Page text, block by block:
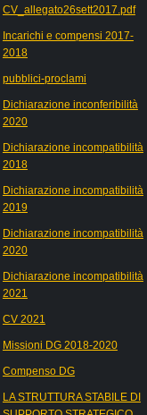
CV_allegato26sett2017.pdf
Incarichi e compensi 2017-
2018
pubblici-proclami
Dichiarazione inconferibilità
2020
Dichiarazione incompatibilità
2018
Dichiarazione incompatibilità
2019
Dichiarazione incompatibilità
2020
Dichiarazione incompatibilità
2021
CV 2021
Missioni DG 2018-2020
Compenso DG
LA STRUTTURA STABILE DI